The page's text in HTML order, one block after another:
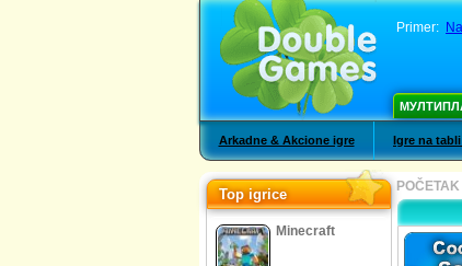
Primer:
Arkadne & Akcione igre Igre na
Top igrice
Minecraft
POČETAK